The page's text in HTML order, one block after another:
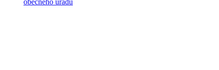
obecného úradu